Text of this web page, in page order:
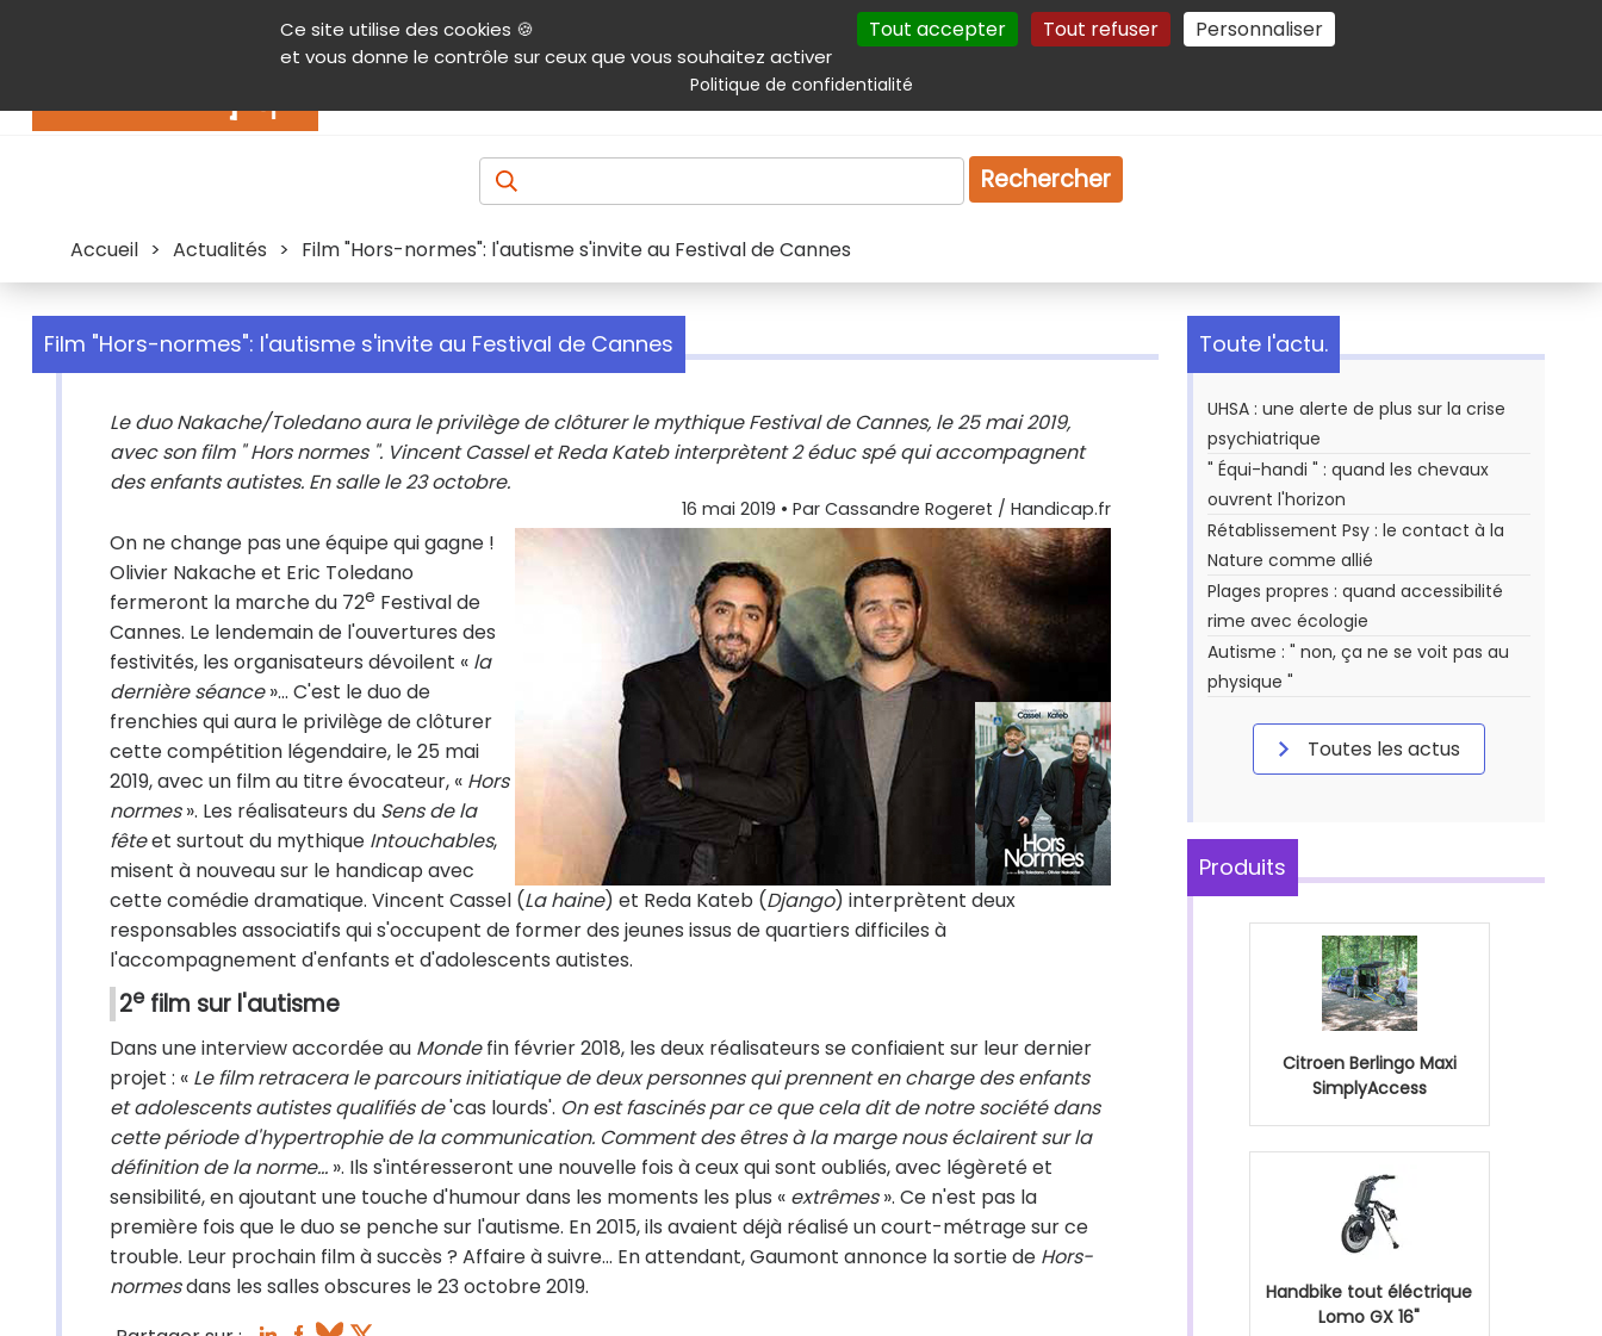
Ce site utilise des cookies 🍪
et vous donne le contrôle sur ceux que vous souhaitez activer
Tout accepter Tout refuser Personnaliser
Politique de confidentialité
Contenu Aide et accessibilité Menu principal Autres services Plan du site Gestion des cookies
Produits & services Emploi Droit
Rechercher
Accueil > Actualités > Film "Hors-normes": l'autisme s'invite au Festival de Cannes
Film "Hors-normes": l'autisme s'invite au Festival de Cannes
Le duo Nakache/Toledano aura le privilège de clôturer le mythique Festival de Cannes, le 25 mai 2019,
avec son film " Hors normes ". Vincent Cassel et Reda Kateb interprètent 2 éduc spé qui accompagnent
des enfants autistes. En salle le 23 octobre.
16 mai 2019 • Par Cassandre Rogeret / Handicap.fr
On ne change pas une équipe qui gagne !
Olivier Nakache et Eric Toledano
fermeront la marche du 72e Festival de
Cannes. Le lendemain de l'ouvertures des
festivités, les organisateurs dévoilent « la
dernière séance»... C'est le duo de
frenchies qui aura le privilège de clôturer
cette compétition légendaire, le 25 mai
2019, avec un film au titre évocateur, « Hors
normes». Les réalisateurs du Sens de la
fêteet surtout du mythique Intouchables,
misent à nouveau sur le handicap avec
cette comédie dramatique. Vincent Cassel (La haine) et Reda Kateb (Django) interprètent deux
responsables associatifs qui s'occupent de former des jeunes issus de quartiers difficiles à
l'accompagnement d'enfants et d'adolescents autistes.
2efilm sur l'autisme
Dans une interview accordée au Mondefin février 2018, les deux réalisateurs se confiaient sur leur dernier
projet : « Le film retracera le parcours initiatique de deux personnes qui prennent en charge des enfants
et adolescents autistes qualifiés de'cas lourds'. On est fascinés par ce que cela dit de notre société dans
cette période d'hypertrophie de la communication. Comment des êtres à la marge nous éclairent sur la
définition de la norme… ». Ils s'intéresseront une nouvelle fois à ceux qui sont oubliés, avec légèreté et
sensibilité, en ajoutant une touche d'humour dans les moments les plus « extrêmes». Ce n'est pas la
première fois que le duo se penche sur l'autisme. En 2015, ils avaient déjà réalisé un court-métrage sur ce
trouble. Leur prochain film à succès ? Affaire à suivre… En attendant, Gaumont annonce la sortie de Hors-
normesdans les salles obscures le 23 octobre 2019.
Toute l'actu.
UHSA : une alerte de plus sur la crise
psychiatrique
" Équi-handi " : quand les chevaux
ouvrent l'horizon
Rétablissement Psy : le contact à la
Nature comme allié
Plages propres : quand accessibilité
rime avec écologie
Autisme : " non, ça ne se voit pas au
physique "
Toutes les actus
Produits
Citroen Berlingo Maxi
SimplyAccess
Handbike tout éléctrique
Lomo GX 16"